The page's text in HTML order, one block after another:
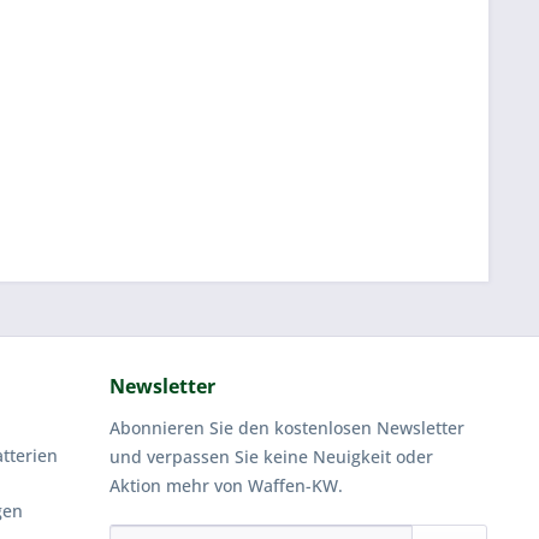
Newsletter
Abonnieren Sie den kostenlosen Newsletter
und verpassen Sie keine Neuigkeit oder
Aktion mehr von Waffen-KW.